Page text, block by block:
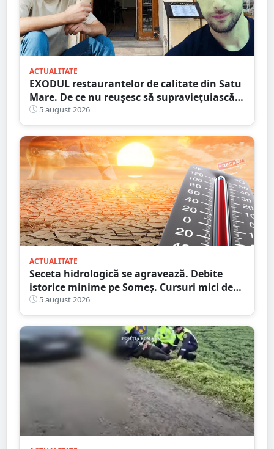
ACTUALITATE
EXODUL restaurantelor de calitate din Satu
Mare. De ce nu reușesc să supraviețuiască
localurile cu adevărat speciale?
5 august 2026
ACTUALITATE
Seceta hidrologică se agravează. Debite
istorice minime pe Someș. Cursuri mici de
ape au secat
5 august 2026